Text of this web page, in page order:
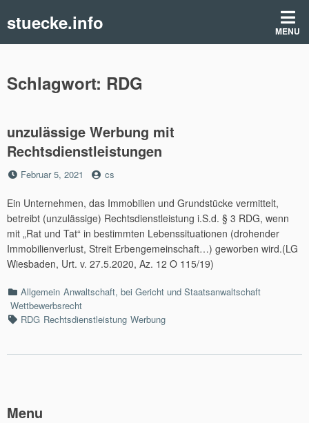
stuecke.info MENU
Schlagwort: RDG
unzulässige Werbung mit
Rechtsdienstleistungen
Posted
Februar 5, 2021 by
cs
Ein Unternehmen, das Immobilien und Grundstücke vermittelt,
betreibt (unzulässige) Rechtsdienstleistung i.S.d. § 3 RDG, wenn
mit „Rat und Tat“ in bestimmten Lebenssituationen (drohender
Immobilienverlust, Streit Erbengemeinschaft…) geworben wird.(LG
Wiesbaden, Urt. v. 27.5.2020, Az. 12 O 115/19)
Categories
Allgemein Anwaltschaft, bei Gericht und Staatsanwaltschaft
Wettbewerbsrecht
TagsRDG Rechtsdienstleistung Werbung
Menu